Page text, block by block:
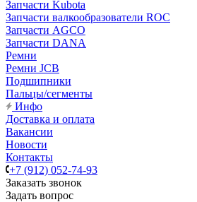
Запчасти Kubota
Запчасти валкообразователи ROC
Запчасти AGCO
Запчасти DANA
Ремни
Ремни JCB
Подшипники
Пальцы/сегменты
Инфо
Доставка и оплата
Вакансии
Новости
Контакты
+7 (912) 052-74-93
Заказать звонок
Задать вопрос